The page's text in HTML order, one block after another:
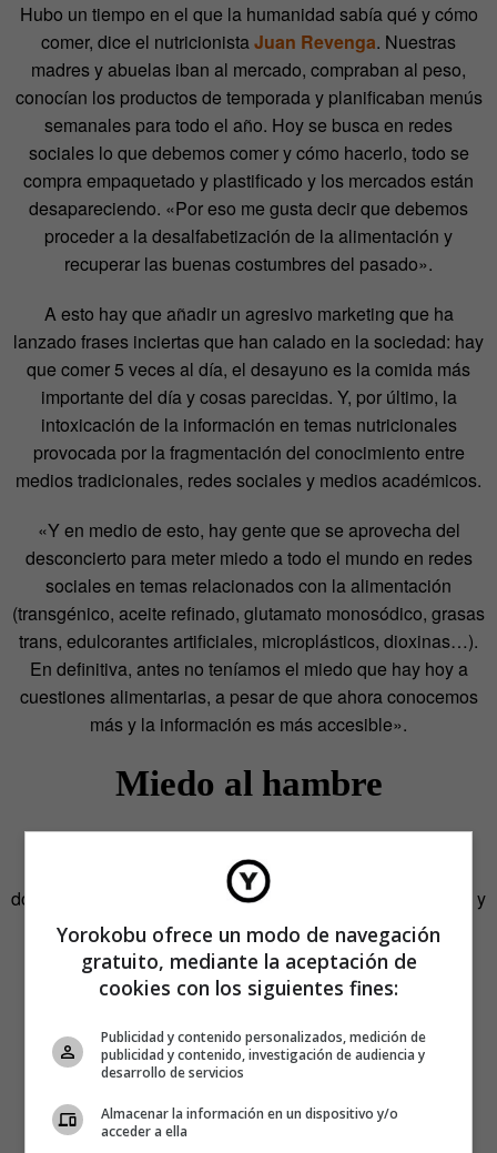
Hubo un tiempo en el que la humanidad sabía qué y cómo
comer, dice el nutricionistaJuan Revenga. Nuestras
madres y abuelas iban al mercado, compraban al peso,
conocían los productos de temporada y planificaban menús
semanales para todo el año. Hoy se busca en redes
sociales lo que debemos comer y cómo hacerlo, todo se
compra empaquetado y plastificado y los mercados están
desapareciendo. «Por eso me gusta decir que debemos
proceder a la desalfabetización de la alimentación y
recuperar las buenas costumbres del pasado».
A esto hay que añadir un agresivo marketing que ha
lanzado frases inciertas que han calado en la sociedad: hay
que comer 5 veces al día, el desayuno es la comida más
importante del día y cosas parecidas. Y, por último, la
intoxicación de la información en temas nutricionales
provocada por la fragmentación del conocimiento entre
medios tradicionales, redes sociales y medios académicos.
«Y en medio de esto, hay gente que se aprovecha del
desconcierto para meter miedo a todo el mundo en redes
sociales en temas relacionados con la alimentación
(transgénico, aceite refinado, glutamato monosódico, grasas
trans, edulcorantes artificiales, microplásticos, dioxinas…).
En definitiva, antes no teníamos el miedo que hay hoy a
cuestiones alimentarias, a pesar de que ahora conocemos
más y la información es más accesible».
Miedo al hambre
Afganistán… Allí donde haya un conflicto bélico, haya
donde haya una hambruna, está la periodista
y
el experiodista reconvertido en cocinero y creador de la
ONGGlobal Humanitaria Andrés Torres.
Yorokobu ofrece un modo de navegación
gratuito, mediante la aceptación de
cookies con los siguientes fines:
Publicidad y contenido personalizados, medición de
publicidad y contenido, investigación de audiencia y
desarrollo de servicios
Almacenar la información en un dispositivo y/o
acceder a ella